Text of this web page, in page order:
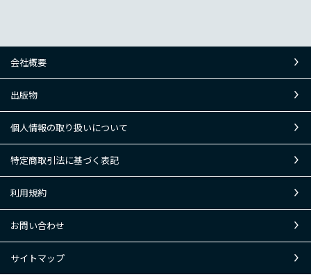
会社概要
出版物
個人情報の取り扱いについて
特定商取引法に基づく表記
利用規約
お問い合わせ
サイトマップ